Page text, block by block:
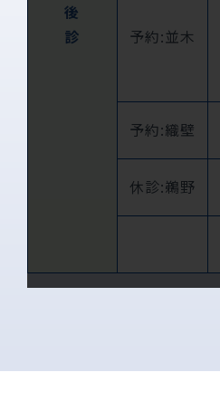
後
診
予約:並木
予約:織壁
休診:鵜野